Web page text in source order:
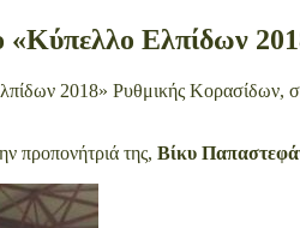
Ελπίδων
2018» Ρυθμικής Κορασίδων,
προπονήτριά της, Βίκυ